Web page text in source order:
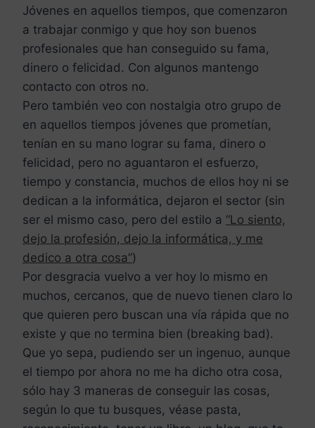
Jóvenes en aquellos tiempos, que comenzaron
a trabajar conmigo y que hoy son buenos
profesionales que han conseguido su fama,
dinero o felicidad. Con algunos mantengo
contacto con otros no.
Pero también veo con nostalgia otro grupo de
en aquellos tiempos jóvenes que prometían,
tenían en su mano lograr su fama, dinero o
felicidad, pero no aguantaron el esfuerzo,
tiempo y constancia, muchos de ellos hoy ni se
dedican a la informática, dejaron el sector (sin
ser el mismo caso, pero del estilo a “Lo siento,
dejo la profesión, dejo la informática, y me
dedico a otra cosa”)
Por desgracia vuelvo a ver hoy lo mismo en
muchos, cercanos, que de nuevo tienen claro lo
que quieren pero buscan una vía rápida que no
existe y que no termina bien (breaking bad).
Que yo sepa, pudiendo ser un ingenuo, aunque
el tiempo por ahora no me ha dicho otra cosa,
sólo hay 3 maneras de conseguir las cosas,
según lo que tu busques, véase pasta,